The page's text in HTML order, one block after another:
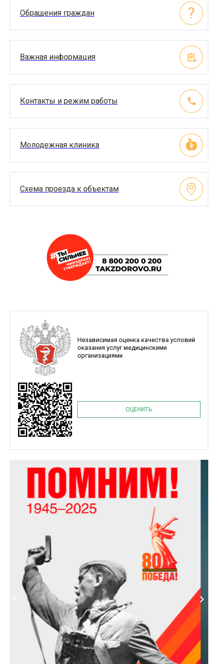
Обращения граждан
Важная информация
Контакты и режим работы
Молодежная клиника
Схема проезда к объектам
Независимая оценка качества условий
оказания услуг медицинскими
организациями
ОЦЕНИТЬ